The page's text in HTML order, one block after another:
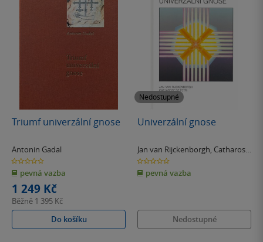
Triumf univerzální gnose
Antonin Gadal
0.0
z
5
hvězdiček
pevná vazba
1 249 Kč
Běžně 1 395 Kč
Do košíku
Nedostupné
Univerzální gnose
Jan van Rijckenborgh, Catharose
de Petri
0.0
z
5
hvězdiček
pevná vazba
Nedostupné